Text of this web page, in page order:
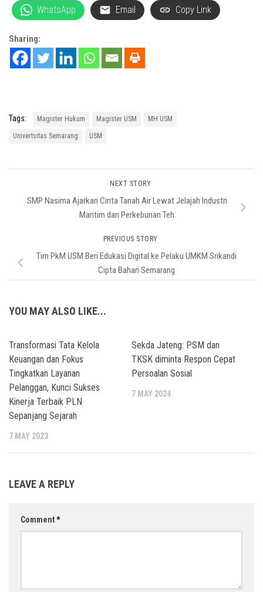
WhatsApp Email Copy Link
Sharing:
Tags: Magister Hukum Magister USM MH USM
Univertsitas Semarang USM
NEXT STORY
SMP Nasima Ajarkan Cinta Tanah Air Lewat Jelajah Industri
Maritim dan Perkebunan Teh
PREVIOUS STORY
Tim PkM USM Beri Edukasi Digital ke Pelaku UMKM Srikandi
Cipta Bahari Semarang
YOU MAY ALSO LIKE...
Transformasi Tata Kelola
Keuangan dan Fokus
Tingkatkan Layanan
Pelanggan, Kunci Sukses
Kinerja Terbaik PLN
Sepanjang Sejarah
7 MAY 2023
Sekda Jateng: PSM dan
TKSK diminta Respon Cepat
Persoalan Sosial
7 MAY 2024
LEAVE A REPLY
Comment*